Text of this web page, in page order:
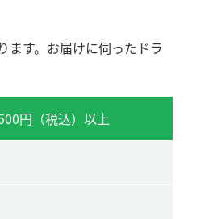
ます。お届けに伺ったドラ
円（税込）以上